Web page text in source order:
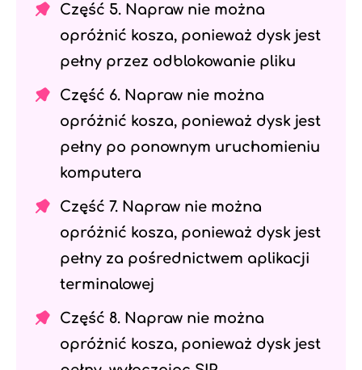
Część 5. Napraw nie można
opróżnić kosza, ponieważ dysk jest
pełny przez odblokowanie pliku
Część 6. Napraw nie można
opróżnić kosza, ponieważ dysk jest
pełny po ponownym uruchomieniu
komputera
Część 7. Napraw nie można
opróżnić kosza, ponieważ dysk jest
pełny za pośrednictwem aplikacji
terminalowej
Część 8. Napraw nie można
opróżnić kosza, ponieważ dysk jest